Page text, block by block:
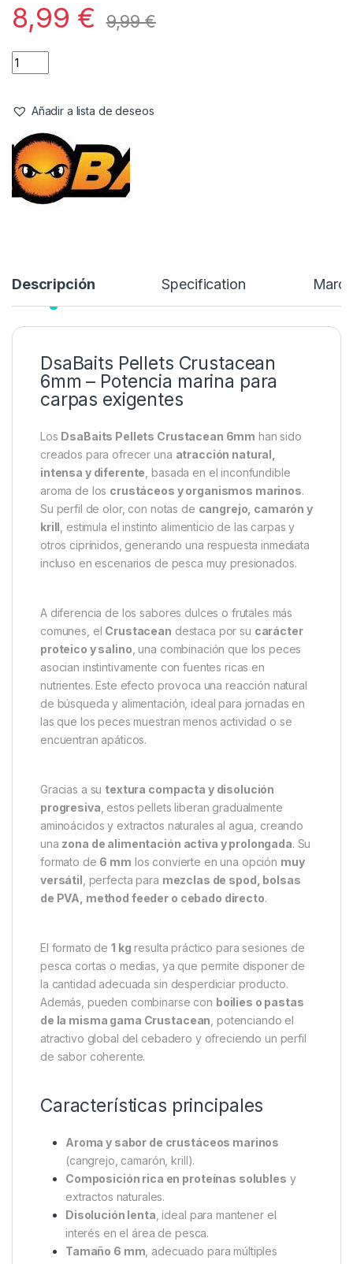
8,99 € 9,99€
Añadir a lista de deseos
Descripción Specification Marca
DsaBaits Pellets Crustacean
6mm – Potencia marina para
carpas exigentes
Los DsaBaits Pellets Crustacean 6mm han sido
creados para ofrecer una atracción natural,
intensa y diferente , basada en el inconfundible
aroma de los crustáceos y organismos marinos.
Su perfil de olor, con notas de cangrejo, camarón y
krill , estimula el instinto alimenticio de las carpas y
otros ciprínidos, generando una respuesta inmediata
incluso en escenarios de pesca muy presionados.
A diferencia de los sabores dulces o frutales más
comunes, el Crustacean destaca por su carácter
proteico y salino , una combinación que los peces
asocian instintivamente con fuentes ricas en
nutrientes. Este efecto provoca una reacción natural
de búsqueda y alimentación, ideal para jornadas en
las que los peces muestran menos actividad o se
encuentran apáticos.
Gracias a su textura compacta y disolución
progresiva , estos pellets liberan gradualmente
aminoácidos y extractos naturales al agua, creando
una zona de alimentación activa y prolongada. Su
formato de 6 mm los convierte en una opción muy
versátil , perfecta para mezclas de spod, bolsas
de PVA, method feeder o cebado directo.
El formato de1 kg resulta práctico para sesiones de
pesca cortas o medias, ya que permite disponer de
la cantidad adecuada sin desperdiciar producto.
Además, pueden combinarse con boilies o pastas
de la misma gama Crustacean , potenciando el
atractivo global del cebadero y ofreciendo un perfil
de sabor coherente.
Características principales
Aroma y sabor de crustáceos marinos
(cangrejo, camarón, krill).
Composición rica en proteínas solubles y
extractos naturales.
Disolución lenta , ideal para mantener el
interés en el área de pesca.
Tamaño 6 mm , adecuado para múltiples